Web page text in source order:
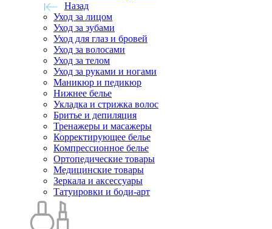
Назад
Уход за лицом
Уход за зубами
Уход для глаз и бровей
Уход за волосами
Уход за телом
Уход за руками и ногами
Маникюр и педикюр
Нижнее белье
Укладка и стрижка волос
Бритье и депиляция
Тренажеры и масажеры
Корректирующее белье
Компрессионное белье
Ортопедические товары
Медицинские товары
Зеркала и аксессуары
Татуировки и боди-арт